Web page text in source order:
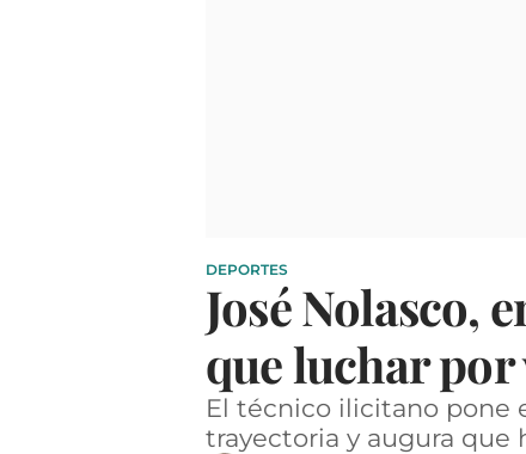
DEPORTES
José Nolasco,
que luchar por
El técnico ilicitano pone
trayectoria y augura que